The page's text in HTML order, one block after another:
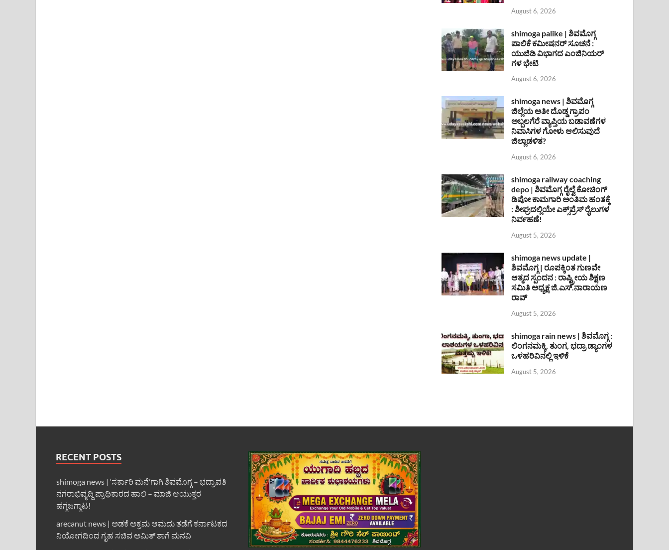
August 6, 2026
shimoga palike | ಶಿವಮೊಗ್ಗ
ಪಾಲಿಕೆ ಕಮೀಷನರ್ ಸೂಚನೆ :
ಯುಜಿಡಿ ವಿಭಾಗದ ಎಂಜಿನಿಯರ್
ಗಳ ಭೇಟಿ
August 6, 2026
shimoga news | ಶಿವಮೊಗ್ಗ
ಜಿಲ್ಲೆಯ ಅತೀ ದೊಡ್ಡ ಗ್ರಾಪಂ
ಅಬ್ಬಲಗೆರೆ ವ್ಯಾಪ್ತಿಯ ಬಡಾವಣೆಗಳ
ನಿವಾಸಿಗಳ ಗೋಳು ಆಲಿಸುವುದೆ
ಜಿಲ್ಲಾಡಳಿತ?
August 6, 2026
shimoga railway coaching
depo | ಶಿವಮೊಗ್ಗ ರೈಲ್ವೆ ಕೋಚಿಂಗ್
ಡಿಪೋ ಕಾಮಗಾರಿ ಅಂತಿಮ ಹಂತಕ್ಕೆ
: ಶೀಘ್ರದಲ್ಲಿಯೇ ಎಕ್ಸ್‌ಪ್ರೆಸ್ ರೈಲುಗಳ
ನಿರ್ವಹಣೆ!
August 5, 2026
shimoga news update |
ಶಿವಮೊಗ್ಗ | ರೂಪಕ್ಕಿಂತ ಗುಣವೇ
ಆತ್ಮದ ಸ್ಪಂದನ : ರಾಷ್ಟ್ರೀಯ ಶಿಕ್ಷಣ
ಸಮಿತಿ ಅಧ್ಯಕ್ಷ ಜಿ.ಎಸ್.ನಾರಾಯಣ
ರಾವ್
August 5, 2026
shimoga rain news | ಶಿವಮೊಗ್ಗ :
ಲಿಂಗನಮಕ್ಕಿ, ತುಂಗ, ಭದ್ರಾ ಡ್ಯಾಂಗಳ
ಒಳಹರಿವಿನಲ್ಲಿ ಇಳಿಕೆ
August 5, 2026
RECENT POSTS
shimoga news | ‘ಸರ್ಕಾರಿ ಮನೆ’ಗಾಗಿ ಶಿವಮೊಗ್ಗ – ಭದ್ರಾವತಿ
ನಗರಾಭಿವೃದ್ದಿ ಪ್ರಾಧಿಕಾರದ ಹಾಲಿ – ಮಾಜಿ ಆಯುಕ್ತರ
ಹಗ್ಗಜಗ್ಗಾಟ!
arecanut news | ಅಡಕೆ ಅಕ್ರಮ ಆಮದು ತಡೆಗೆ ಕರ್ನಾಟಕದ
ನಿಯೋಗದಿಂದ ಗೃಹ ಸಚಿವ ಅಮಿತ್ ಶಾಗೆ ಮನವಿ